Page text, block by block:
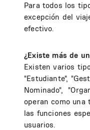
Para todos los
excepción del
efectivo.
¿Existe más de
Existen varios
"Estudiante",
Nominado",
operan como una
las funciones
usuarios.